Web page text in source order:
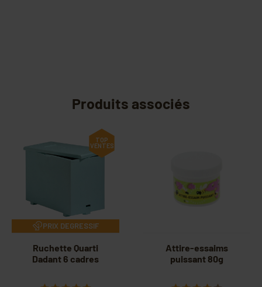
Produits associés
TOP
VENTES
PRIX DEGRESSIF
Ruchette Quarti
Dadant 6 cadres
Attire-essaims
puissant 80g